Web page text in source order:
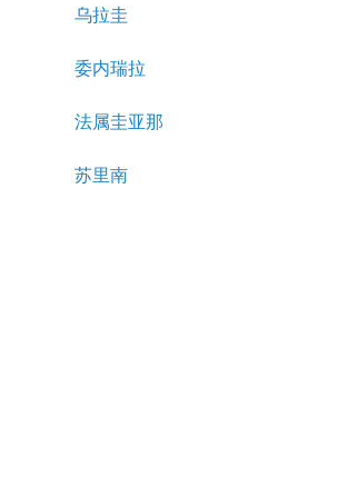
乌拉圭
委内瑞拉
法属圭亚那
苏里南